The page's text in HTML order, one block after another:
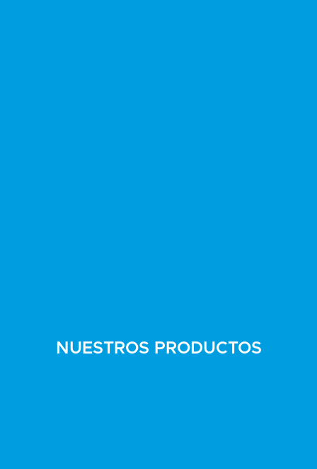
NUESTROS PRODUCTOS